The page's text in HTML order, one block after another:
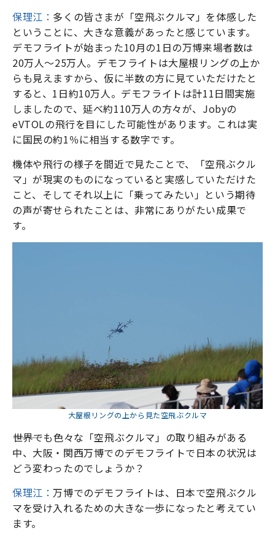
保理江： 多くの皆さまが「空飛ぶクルマ」を体感した
ということに、大きな意義があったと感じています。
デモフライトが始まった10月の1日の万博来場者数は
20万人～25万人。デモフライトは大屋根リングの上か
らも見えますから、仮に半数の方に見ていただけたと
すると、1日約10万人。デモフライトは計11日間実施
しましたので、延べ約110万人の方々が、Jobyの
eVTOLの飛行を目にした可能性があります。これは実
に国民の約1％に相当する数字です。
機体や飛行の様子を間近で見たことで、「空飛ぶクル
マ」が現実のものになっていると実感していただけた
こと、そしてそれ以上に「乗ってみたい」という期待
の声が寄せられたことは、非常にありがたい成果で
す。
大屋根リングの上から見た空飛ぶクルマ
―――世界でも色々な「空飛ぶクルマ」の取り組みがある
中、大阪・関西万博でのデモフライトで日本の状況は
どう変わったのでしょうか？
保理江：万博でのデモフライトは、日本で空飛ぶクル
マを受け入れるための大きな一歩になったと考えてい
ます。